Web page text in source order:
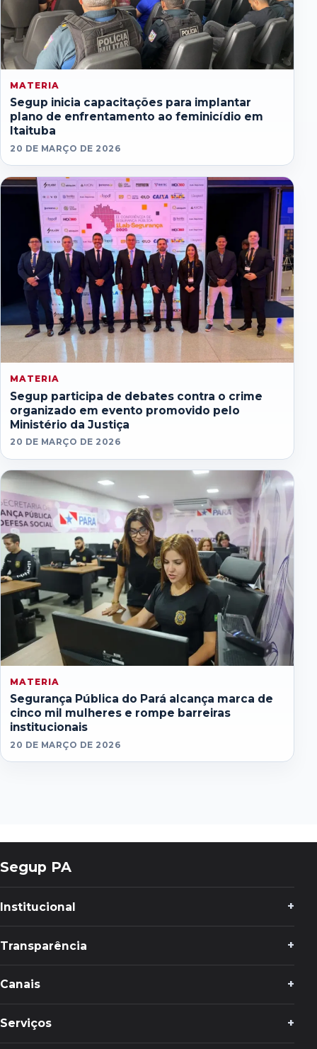
MATERIA
Segup inicia capacitações para implantar
plano de enfrentamento ao feminicídio em
Itaituba
20 DE MARÇO DE 2026
MATERIA
Segup participa de debates contra o crime
organizado em evento promovido pelo
Ministério da Justiça
20 DE MARÇO DE 2026
MATERIA
Segurança Pública do Pará alcança marca de
cinco mil mulheres e rompe barreiras
institucionais
20 DE MARÇO DE 2026
Segup PA
Institucional
Transparência
Canais
Serviços